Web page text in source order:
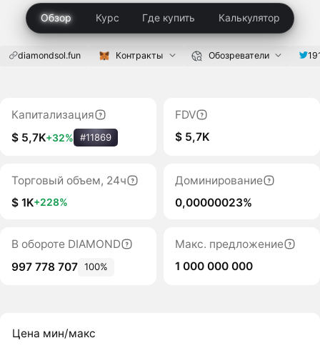
Обзор Курс Где купить Калькулятор
diamondsol.fun Контракты Обозреватели
Капитализация
$ 5,7K+32% #11869
FDV
$ 5,7K
Торговый объем, 24ч
$ 1K+228%
Доминирование
0,00000023%
В обороте DIAMOND
997 778 707 100%
Макс. предложение
1 000 000 000
Цена мин/макс